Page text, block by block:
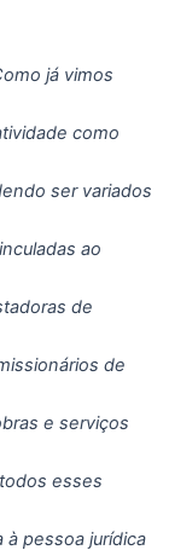
já vimos
como
ser variados
ao
de
de
e serviços
esses
à pessoa jurídica